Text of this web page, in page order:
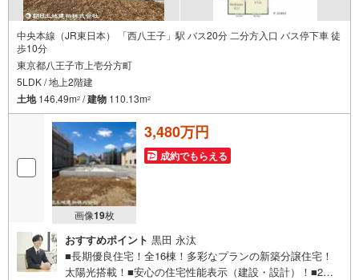
中央本線（JR東日本） 「西八王子」駅 バス20分 二分方入口 バス停下車 徒
歩10分
東京都八王子市上壱分方町
5LDK / 地上2階建
土地146.49m2 /建物 110.13m2
画像19枚
3,480万円
成約でもらえる
おすすめポイント 黒田 永汰
■長期優良住宅！全16棟！多彩なプランの新築分譲住宅！
太陽光搭載！■安心の住宅性能表示（建設・設計）！■2台